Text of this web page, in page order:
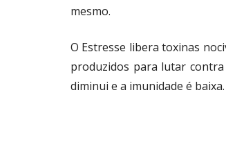
mesmo.
O Estresse libera toxinas
produzidos para lutar
diminui e a imunidade é baixa.